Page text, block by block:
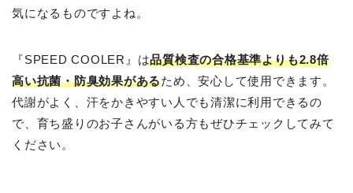
気になるものですよね。
『SPEED COOLER』は品質検査の合格基準よりも2.8倍
高い抗菌・防臭効果があるため、安心して使用できます。
代謝がよく、汗をかきやすい人でも清潔に利用できるの
で、育ち盛りのお子さんがいる方もぜひチェックしてみて
ください。